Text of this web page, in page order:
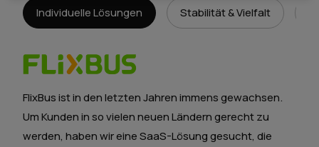
Individuelle Lösungen Stabilität & Vielfalt
FlixBus ist in den letzten Jahren immens gewachsen.
Um Kunden in so vielen neuen Ländern gerecht zu
werden, haben wir eine SaaS-Lösung gesucht, die